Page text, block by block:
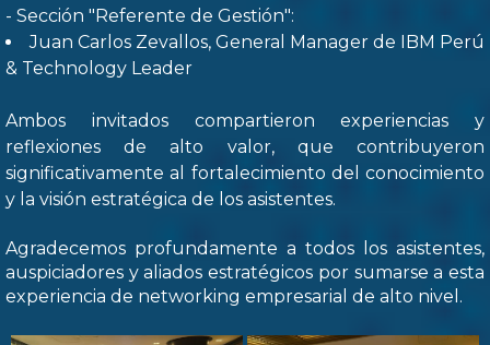
- Sección "Referente de Gestión":
Juan Carlos Zevallos, General Manager de IBM Perú
& Technology Leader
Ambos invitados compartieron experiencias y
reflexiones de alto valor, que contribuyeron
significativamente al fortalecimiento del conocimiento
y la visión estratégica de los asistentes.
Agradecemos profundamente a todos los asistentes,
auspiciadores y aliados estratégicos por sumarse a esta
experiencia de networking empresarial de alto nivel.